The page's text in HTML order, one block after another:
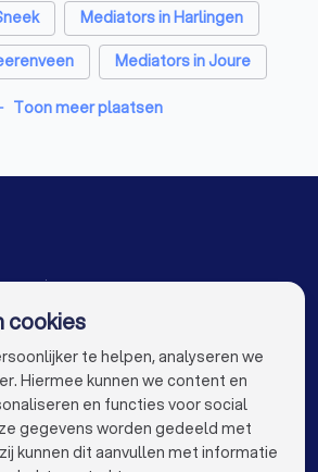
Mediators in Harlingen
Mediators in Joure
Mediators in Rotterdam
Mediators in Enschede
Mediators in Apeldoorn
Bosch
Mediators in Maastricht
Mediators in Dordrecht
Toon meer plaatsen
voor jou
keyboard_arrow_down
cookies
te helpen, analyseren we
Hiermee kunnen we content en
en functies voor social
gegevens worden gedeeld met
kunnen dit aanvullen met informatie